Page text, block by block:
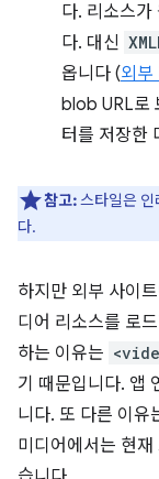
다. 리소스가
다. 대신
옵니다 (외부
blob URL로
터를 저장한
참고:스타일은 인
다.
하지만 외부 사이
디어 리소스를 로
하는 이유는
기 때문입니다. 앱
니다. 또 다른 이유
미디어에서는 현